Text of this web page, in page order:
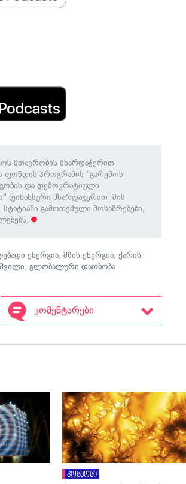
მთავრობის მხარდაჭერით
ფონდის პროგრამის "გარემოს
და დემოკრატიული
ფინანსური მხარდაჭერით. მის
სტატიაში გამოთქმული მოსაზრებები,
ენერგია,მზის ენერგია,ქარის
,გლობალური დათბობა
კომენტარები
გადახედვა
კოსმოსი